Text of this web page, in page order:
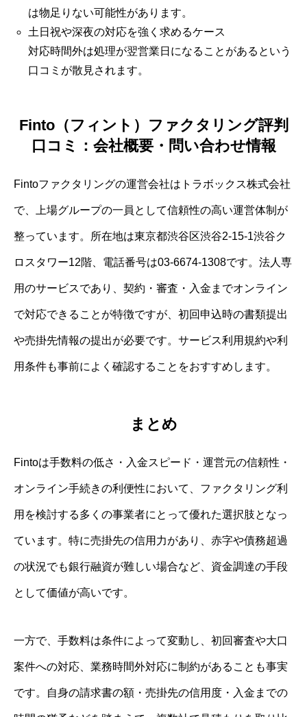
は物足りない可能性があります。
土日祝や深夜の対応を強く求めるケース
対応時間外は処理が翌営業日になることがあるという
口コミが散見されます。
Finto（フィント）ファクタリング評判
口コミ：会社概要・問い合わせ情報
Fintoファクタリングの運営会社はトラボックス株式会社
で、上場グループの一員として信頼性の高い運営体制が
整っています。所在地は東京都渋谷区渋谷2-15-1渋谷ク
ロスタワー12階、電話番号は03-6674-1308です。法人専
用のサービスであり、契約・審査・入金までオンライン
で対応できることが特徴ですが、初回申込時の書類提出
や売掛先情報の提出が必要です。サービス利用規約や利
用条件も事前によく確認することをおすすめします。
まとめ
Fintoは手数料の低さ・入金スピード・運営元の信頼性・
オンライン手続きの利便性において、ファクタリング利
用を検討する多くの事業者にとって優れた選択肢となっ
ています。特に売掛先の信用力があり、赤字や債務超過
の状況でも銀行融資が難しい場合など、資金調達の手段
として価値が高いです。
一方で、手数料は条件によって変動し、初回審査や大口
案件への対応、業務時間外対応に制約があることも事実
です。自身の請求書の額・売掛先の信用度・入金までの